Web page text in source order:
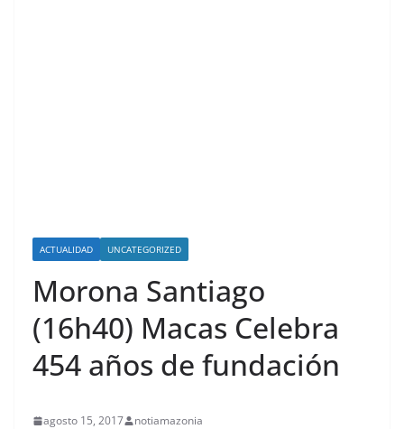
ACTUALIDAD UNCATEGORIZED
Morona Santiago
(16h40) Macas Celebra
454 años de fundación
agosto 15, 2017 notiamazonia